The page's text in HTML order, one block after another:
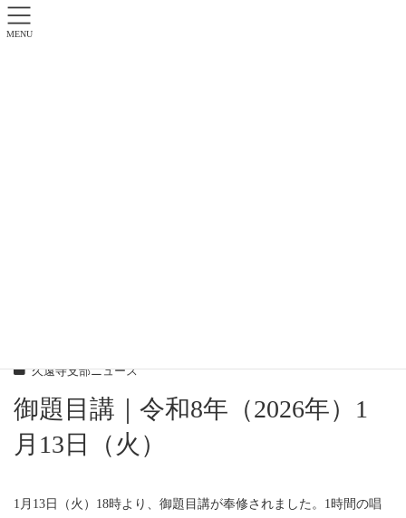
久遠寺支部ニュース
御題目講｜令和8年（2026年）1
月13日（火）
1月13日（火）18時より、御題目講が奉修されました。1時間の唱
MENU